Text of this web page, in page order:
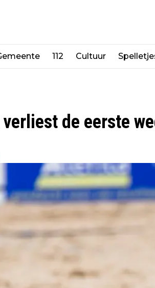
112 Cultuur
verliest de eerste